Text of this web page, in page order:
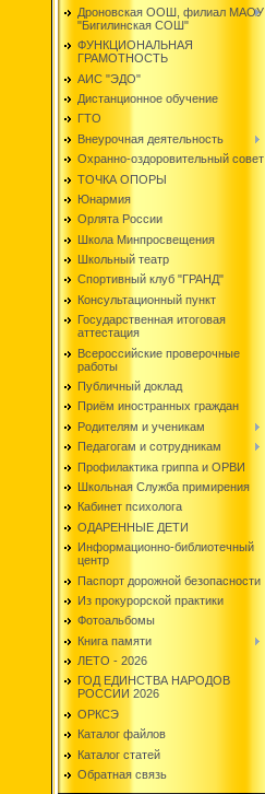
Дроновская ООШ, филиал МАОУ
"Бигилинская СОШ"
ФУНКЦИОНАЛЬНАЯ
ГРАМОТНОСТЬ
АИС "ЭДО"
Дистанционное обучение
ГТО
Внеурочная деятельность
Охранно-оздоровительный совет
ТОЧКА ОПОРЫ
Юнармия
Орлята России
Школа Минпросвещения
Школьный театр
Спортивный клуб "ГРАНД"
Консультационный пункт
Государственная итоговая
аттестация
Всероссийские проверочные
работы
Публичный доклад
Приём иностранных граждан
Родителям и ученикам
Педагогам и сотрудникам
Профилактика гриппа и ОРВИ
Школьная Служба примирения
Кабинет психолога
ОДАРЕННЫЕ ДЕТИ
Информационно-библиотечный
центр
Паспорт дорожной безопасности
Из прокурорской практики
Фотоальбомы
Книга памяти
ЛЕТО - 2026
ГОД ЕДИНСТВА НАРОДОВ
РОССИИ 2026
ОРКСЭ
Каталог файлов
Каталог статей
Обратная связь